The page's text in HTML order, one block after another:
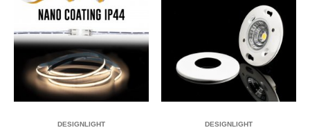
DESIGNLIGHT DESIGNLIGHT